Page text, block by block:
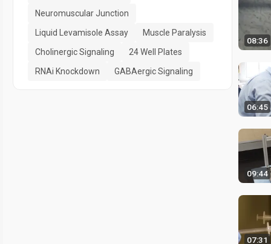
Neuromuscular Junction
Liquid Levamisole Assay
Muscle Paralysis
Cholinergic Signaling
24 Well Plates
RNAi Knockdown
GABAergic Signaling
08:36
06:45
09:44
07:31